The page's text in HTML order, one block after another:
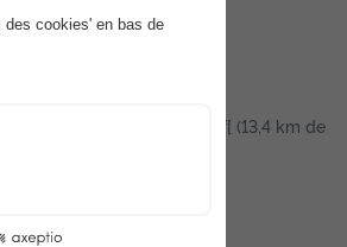
1[ (13,4 m de Tregunc) | [1, Inf[ (13,4 km de